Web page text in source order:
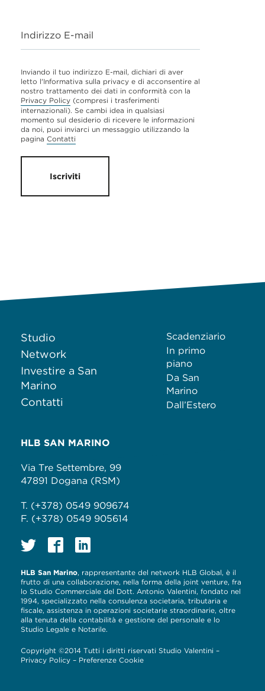
Indirizzo E-mail
Inviando il tuo indirizzo E-mail, dichiari di aver
letto l'Informativa sulla privacy e di acconsentire al
nostro trattamento dei dati in conformità con la
Privacy Policy (compresi i trasferimenti
internazionali). Se cambi idea in qualsiasi
momento sul desiderio di ricevere le informazioni
da noi, puoi inviarci un messaggio utilizzando la
pagina Contatti
Iscriviti
Studio
Network
Investire a San
Marino
Contatti
Scadenziario
In primo
piano
Da San
Marino
Dall’Estero
HLB SAN MARINO
Via Tre Settembre, 99
47891 Dogana (RSM)
T. (+378) 0549 909674
F. (+378) 0549 905614
HLB San Marino, rappresentante del network HLB Global, è il
frutto di una collaborazione, nella forma della joint venture, fra
lo Studio Commerciale del Dott. Antonio Valentini, fondato nel
1994, specializzato nella consulenza societaria, tributaria e
fiscale, assistenza in operazioni societarie straordinarie, oltre
alla tenuta della contabilità e gestione del personale e lo
Studio Legale e Notarile.
Copyright ©2014 Tutti i diritti riservati Studio Valentini –
Privacy Policy – Preferenze Cookie